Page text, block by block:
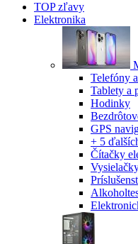
TOP zľavy
Elektronika
Telefóny
Tablety a
Hodinky
GPS
+ 5
Čítačky